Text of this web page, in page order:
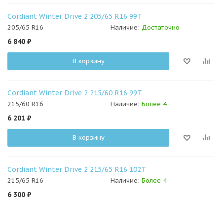
Cordiant Winter Drive 2 205/65 R16 99T
205/65 R16 Наличие: Достаточно
6 840 ₽
В корзину
Cordiant Winter Drive 2 215/60 R16 99T
215/60 R16 Наличие: Более 4
6 201 ₽
В корзину
Cordiant Winter Drive 2 215/65 R16 102T
215/65 R16 Наличие: Более 4
6 300 ₽